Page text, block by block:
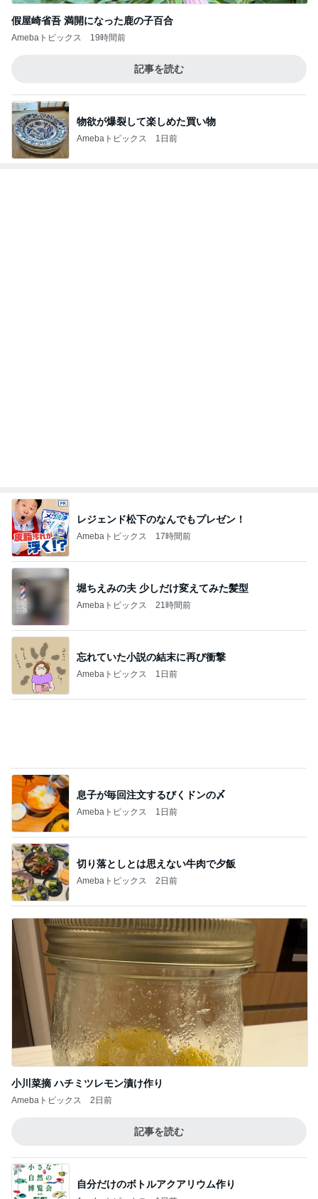
假屋崎省吾 満開になった鹿の子百合
Amebaトピックス 19時間前
記事を読む
物欲が爆裂して楽しめた買い物
Amebaトピックス 1日前
レジェンド松下のなんでもプレゼン！
Amebaトピックス 17時間前
堀ちえみの夫 少しだけ変えてみた髪型
Amebaトピックス 21時間前
忘れていた小説の結末に再び衝撃
Amebaトピックス 1日前
息子が毎回注文するびくドンの〆
Amebaトピックス 1日前
切り落としとは思えない牛肉で夕飯
Amebaトピックス 2日前
小川菜摘 ハチミツレモン漬け作り
Amebaトピックス 2日前
記事を読む
自分だけのボトルアクアリウム作り